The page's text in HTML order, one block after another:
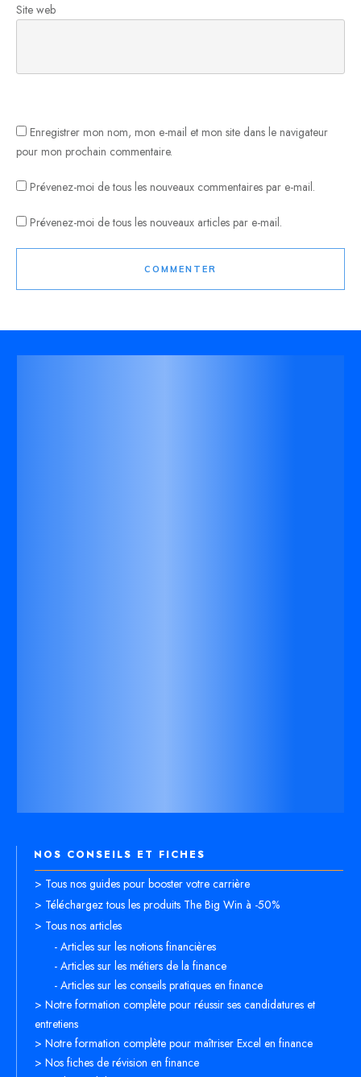
Site web
Enregistrer mon nom, mon e-mail et mon site dans le navigateur
pour mon prochain commentaire.
Prévenez-moi de tous les nouveaux commentaires par e-mail.
Prévenez-moi de tous les nouveaux articles par e-mail.
COMMENTER
NOS CONSEILS ET FICHES
> Tous nos guides pour booster votre carrière
> Téléchargez tous les produits The Big Win à -50%
> Tous nos articles
- Articles sur les notions financières
- Articles sur les métiers de la finance
- Articles sur les conseils pratiques en finance
> Notre formation complète pour réussir ses candidatures et
entretiens
> Notre formation complète pour maîtriser Excel en finance
> Nos fiches de révision en finance